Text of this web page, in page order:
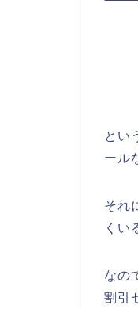
とい
ール
それ
くい
なの
割引